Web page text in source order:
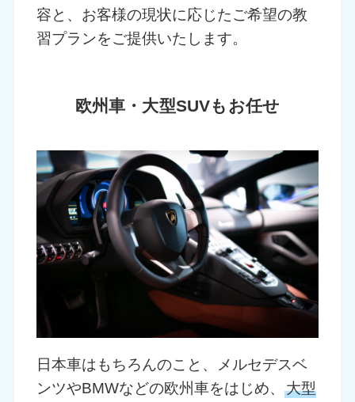
容と、お客様の現状に応じたご希望の教
習プランをご提供いたします。
欧州車・大型SUVもお任せ
日本車はもちろんのこと、メルセデスベ
ンツやBMWなどの欧州車をはじめ、大型